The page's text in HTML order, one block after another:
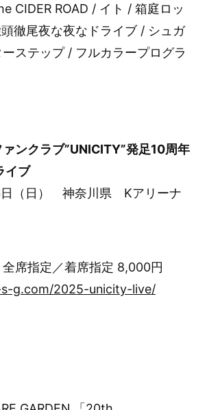
CIDER ROAD / イト / 箱庭ロッ
徹尾夜な夜なドライブ / シュガ
ステップ / フルカラープログラ
ンクラブ”UNICITY”発足10周年
イブ
（日） 神奈川県 Kアリーナ
席指定／着席指定 8,000円
g.com/2025-unicity-live/